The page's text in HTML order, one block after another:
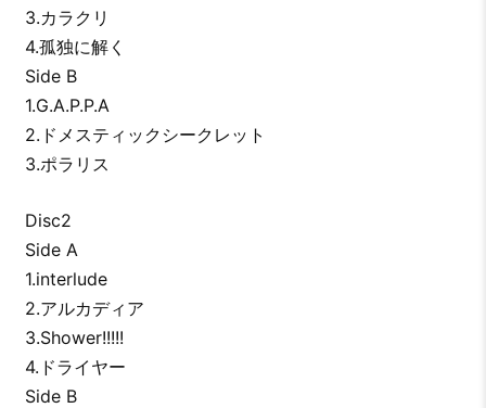
3.カラクリ
4.孤独に解く
Side B
1.G.A.P.P.A
2.ドメスティックシークレット
3.ポラリス
Disc2
Side A
1.interlude
2.アルカディア
3.Shower!!!!!
4.ドライヤー
Side B